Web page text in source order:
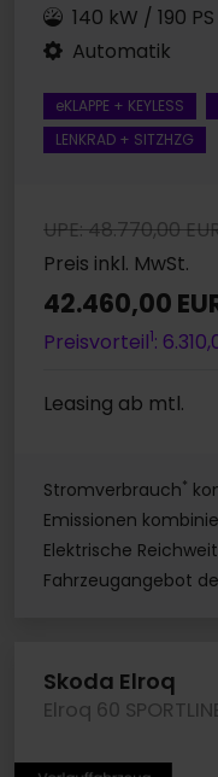
140 kW / 190 PS
Automatik
eKLAPPE + KEYLESS
LENKRAD + SITZHZG
UPE: 48.770,00
Preis inkl. MwSt.
42.460,00
Preisvorteil1:
Leasing ab mtl.
Stromverbrauch*
Emissionen
Elektrische
Fahrzeugangebot
Skoda Elroq